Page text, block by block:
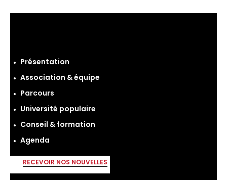
Présentation
Association & équipe
Parcours
Université populaire
Conseil & formation
Agenda
RECEVOIR NOS NOUVELLES